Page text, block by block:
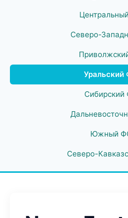
Северо-
Уральский
Южный
Северо-